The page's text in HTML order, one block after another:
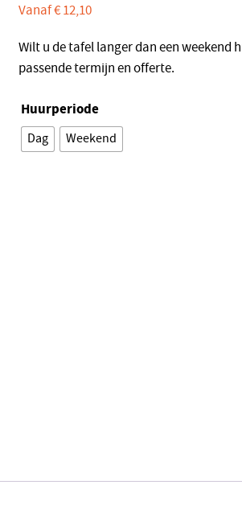
Vanaf€12,10
Wilt u de tafel langer dan een weekend
passende termijn en offerte.
Huurperiode
Dag Weekend